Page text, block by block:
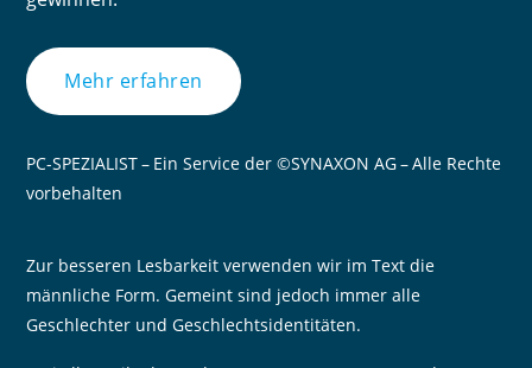
Mehr erfahren
PC-SPEZIALIST – Ein Service der ©SYNAXON AG – Alle Rechte
vorbehalten
Zur besseren Lesbarkeit verwenden wir im Text die
männliche Form. Gemeint sind jedoch immer alle
Geschlechter und Geschlechtsidentitäten.